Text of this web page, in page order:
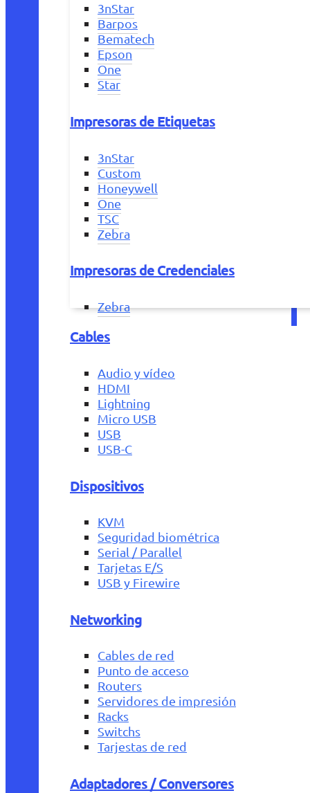
3nStar
Barpos
Bematech
Epson
One
Star
Impresoras de Etiquetas
3nStar
Custom
Honeywell
One
TSC
Zebra
Impresoras de Credenciales
Zebra
Cables
Audio y vídeo
HDMI
Lightning
Micro USB
USB
USB-C
Dispositivos
KVM
Seguridad biométrica
Serial / Parallel
Tarjetas E/S
USB y Firewire
Networking
Cables de red
Punto de acceso
Routers
Servidores de impresión
Racks
Switchs
Tarjestas de red
Adaptadores / Conversores